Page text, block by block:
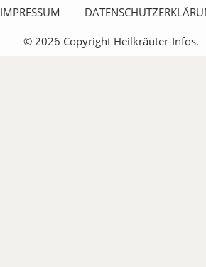
IMPRESSUM
© 2026 Copyright Heilkräuter-Infos.